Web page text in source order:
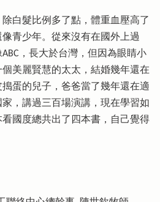
髮比例多了點，體重血壓高了
青少年。從來沒有在國外上過
，長大於台灣，但因為眼睛小
美麗賢慧的太太，結婚幾年還在
蛋的兒子，爸爸當了幾年還在適
，講過三百場演講，現在學習如
國度總共出了四本書，自己覺得